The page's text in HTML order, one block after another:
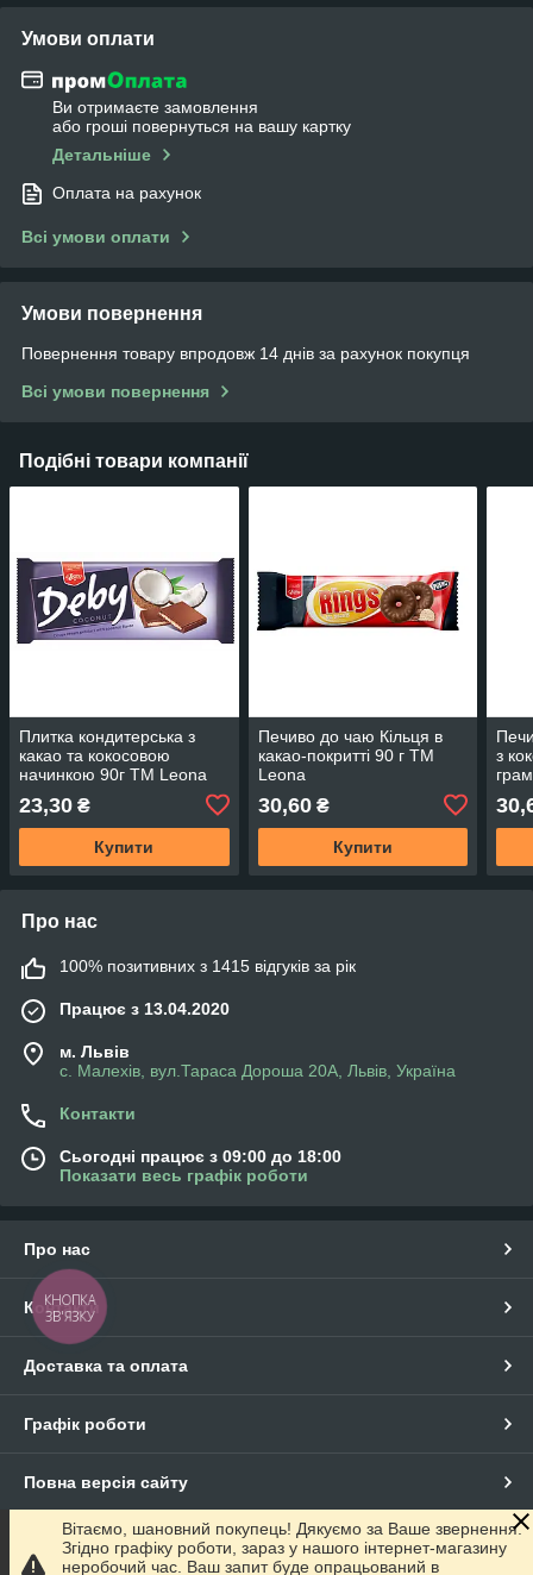
Умови оплати
Ви отримаєте замовлення
або гроші повернуться на вашу картку
Детальніше
Оплата на рахунок
Всі умови оплати
Умови повернення
Повернення товару впродовж 14 днів за рахунок покупця
Всі умови повернення
Подібні товари компанії
Плитка кондитерська з
какао та кокосовою
начинкою 90г ТМ Leona
23,30 ₴
Купити
Печиво до чаю Кільця в
какао-покритті 90 г ТМ
Leona
30,60₴
Купити
з
Про нас
100% позитивних з 1415 відгуків за рік
Працює з 13.04.2020
м. Львів
с. Малехів, вул.Тараса Дороша 20А, Львів, Україна
Контакти
Сьогодні працює з 09:00 до 18:00
Показати весь графік роботи
Про нас
Контакти
Доставка та оплата
Графік роботи
Повна версія сайту
Сайт створено на маркетплейсі Prom.ua
Вітаємо, шановний покупець! Дякуємо за Ваше звернення.
Згідно графіку роботи, зараз у нашого інтернет-магазину
неробочий час. Ваш запит буде опрацьований в
КНОПКА
ЗВ'ЯЗКУ